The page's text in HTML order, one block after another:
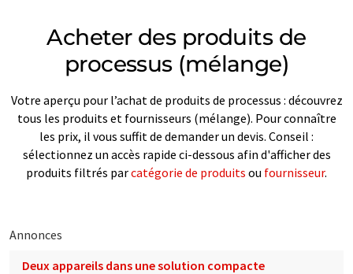
Acheter des produits de
processus (mélange)
Votre aperçu pour l’achat de produits de processus : découvrez
tous les produits et fournisseurs (mélange). Pour connaître
les prix, il vous suffit de demander un devis. Conseil :
sélectionnez un accès rapide ci-dessous afin d'afficher des
produits filtrés parcatégorie de produits ou fournisseur.
Annonces
Deux appareils dans une solution compacte